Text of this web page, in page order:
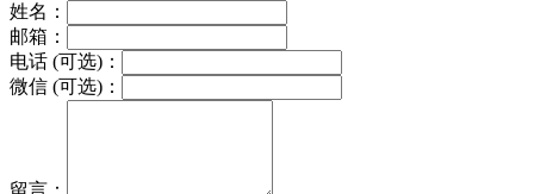
姓名：
邮箱：
电话 (可选)：
微信 (可选)：
留言：